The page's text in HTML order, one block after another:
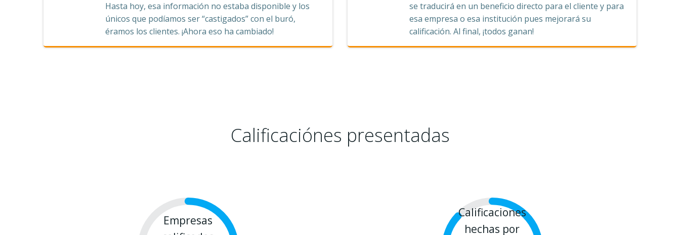
Hasta hoy, esa información no estaba disponible y los
únicos que podíamos ser “castigados” con el buró,
éramos los clientes. ¡Ahora eso ha cambiado!
se traducirá en un beneficio directo para el cliente y para
esa empresa o esa institución pues mejorará su
calificación. Al final, ¡todos ganan!
Calificaciónes presentadas
Empresas
Calificaciones
hechas por